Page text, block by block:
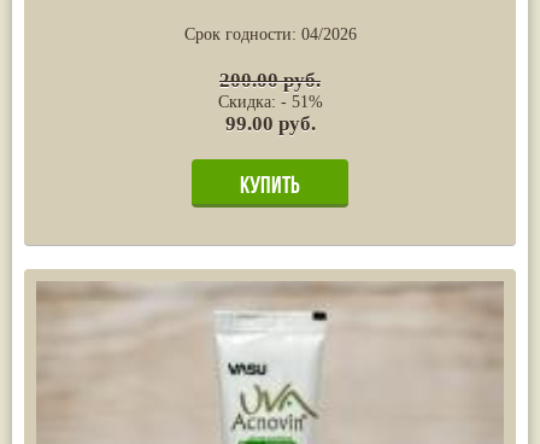
Срок годности: 04/2026
200.00 руб.
Скидка: - 51%
99.00 руб.